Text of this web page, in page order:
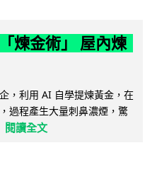
煉金術」 屋內煉
，利用 AI 自學提煉黃金，在
過程產生大量刺鼻濃煙，驚
閱讀全文